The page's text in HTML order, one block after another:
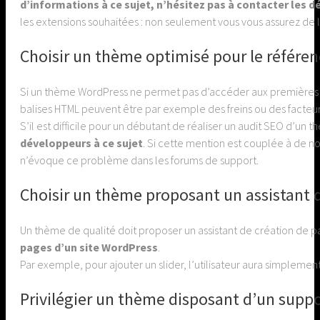
d’informations à ce sujet, n’hésitez pas à contacter les
les extensions souhaitées : non seulement vous vous assurez
Choisir un thème optimisé pour le
Si un thème WordPress ne permet pas d’accéder aux
balises HTML peuvent être par exemple des freins ou des
S’il est difficile pour un débutant de réaliser un audit SEO d’un
développeurs à ce sujet . Si cette mention est couplée à de
n’évoque ce problème dans les forums de support.
Choisir un thème proposant un assistant
Un thème de qualité doit proposer un assistant de création de
pages d’un site WordPress
Par exemple, pour ajouter un slider, l’utilisateur aura
Privilégier un thème disposant d’un